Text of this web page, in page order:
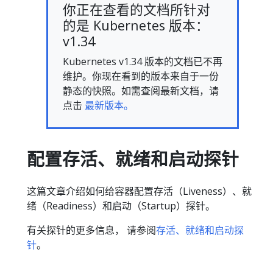
你正在查看的文档所针对
的是 Kubernetes 版本：
v1.34
Kubernetes v1.34 版本的文档已不再
维护。你现在看到的版本来自于一份
静态的快照。如需查阅最新文档，请
点击 最新版本。
配置存活、就绪和启动探针
这篇文章介绍如何给容器配置存活（Liveness）、就
绪（Readiness）和启动（Startup）探针。
有关探针的更多信息， 请参阅存活、就绪和启动探
针。